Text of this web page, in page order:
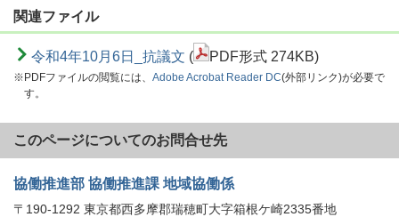
関連ファイル
令和4年10月6日_抗議文 ( PDF形式 274KB)
※PDFファイルの閲覧には、 Adobe Acrobat Reader DC(外部リンク)が必要で
す。
このページについてのお問合せ先
協働推進部 協働推進課 地域協働係
〒190-1292 東京都西多摩郡瑞穂町大字箱根ケ崎2335番地